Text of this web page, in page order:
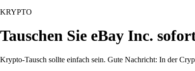
KRYPTO
Tauschen Sie eBay Inc.
Krypto-Tausch sollte einfach sein. Gute Nachricht: In der